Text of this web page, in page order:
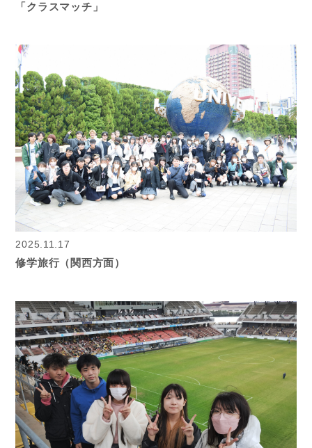
「クラスマッチ」
2025.11.17
修学旅行（関西方面）